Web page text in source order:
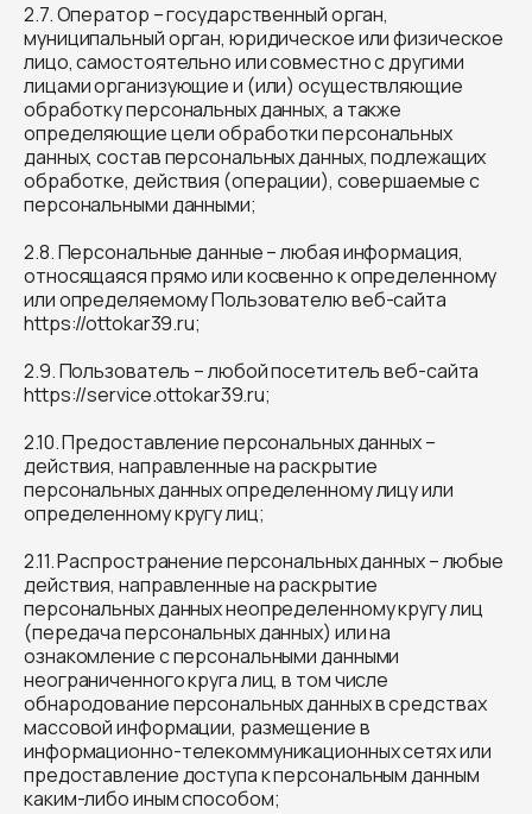
2.7. Оператор – государственный орган,
муниципальный орган, юридическое или физическое
лицо, самостоятельно или совместно с другими
лицами организующие и (или) осуществляющие
обработку персональных данных, а также
определяющие цели обработки персональных
данных, состав персональных данных, подлежащих
обработке, действия (операции), совершаемые с
персональными данными;
2.8. Персональные данные – любая информация,
относящаяся прямо или косвенно к определенному
или определяемому Пользователю веб-сайта
https://ottokar39.ru;
2.9. Пользователь – любой посетитель веб-сайта
https://service.ottokar39.ru;
2.10. Предоставление персональных данных –
действия, направленные на раскрытие
персональных данных определенному лицу или
определенному кругу лиц;
2.11. Распространение персональных данных – любые
действия, направленные на раскрытие
персональных данных неопределенному кругу лиц
(передача персональных данных) или на
ознакомление с персональными данными
неограниченного круга лиц, в том числе
обнародование персональных данных в средствах
массовой информации, размещение в
информационно-телекоммуникационных сетях или
предоставление доступа к персональным данным
каким-либо иным способом;